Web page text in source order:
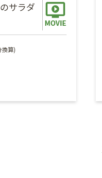
サラダ
換算)